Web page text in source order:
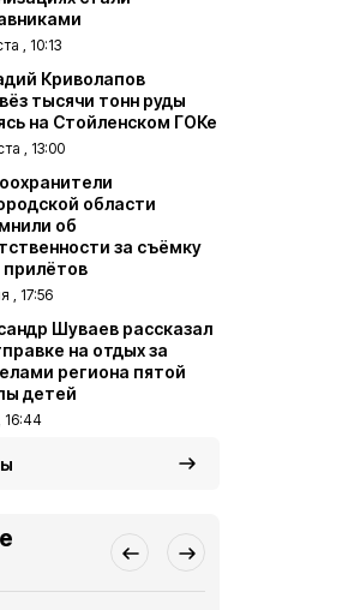
, 10:13
Криволапов
тысячи тонн руды
на Стойленском ГОКе
, 13:00
области
об
за съёмку
, 17:56
Шуваев рассказал
на отдых за
региона пятой
детей
16:44